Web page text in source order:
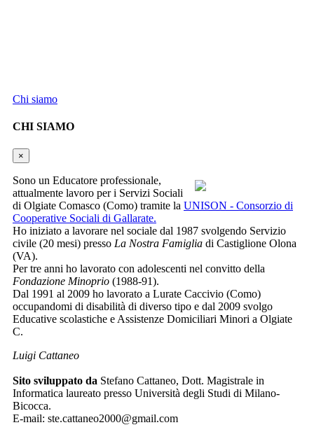
Chi siamo
CHI SIAMO
×
Sono un Educatore professionale,
attualmente lavoro per i Servizi Sociali
di Olgiate Comasco (Como) tramite la UNISON - Consorzio di
Cooperative Sociali di Gallarate.
Ho iniziato a lavorare nel sociale dal 1987 svolgendo Servizio
civile (20 mesi) presso La Nostra Famiglia di Castiglione Olona
(VA).
Per tre anni ho lavorato con adolescenti nel convitto della
Fondazione Minoprio (1988-91).
Dal 1991 al 2009 ho lavorato a Lurate Caccivio (Como)
occupandomi di disabilità di diverso tipo e dal 2009 svolgo
Educative scolastiche e Assistenze Domiciliari Minori a Olgiate
C.
Luigi Cattaneo
Sito sviluppato da Stefano Cattaneo, Dott. Magistrale in
Informatica laureato presso Università degli Studi di Milano-
Bicocca.
E-mail: ste.cattaneo2000@gmail.com